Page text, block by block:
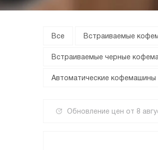
Все Встраиваемые
Встраиваемые черные
Автоматические
Обновление цен от 8